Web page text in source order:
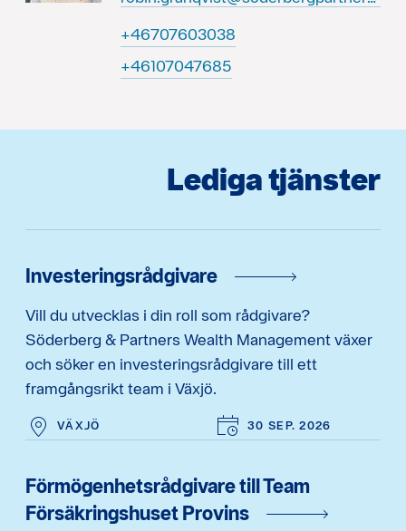
83030670764+
58674070164+
Lediga tjänster
Investeringsrådgivare
Vill du utvecklas i din roll som rådgivare?
Söderberg & Partners Wealth Management växer
och söker en investeringsrådgivare till ett
framgångsrikt team i Växjö.
VÄXJÖ 30 SEP. 2026
Förmögenhetsrådgivare till Team
Försäkringshuset Provins